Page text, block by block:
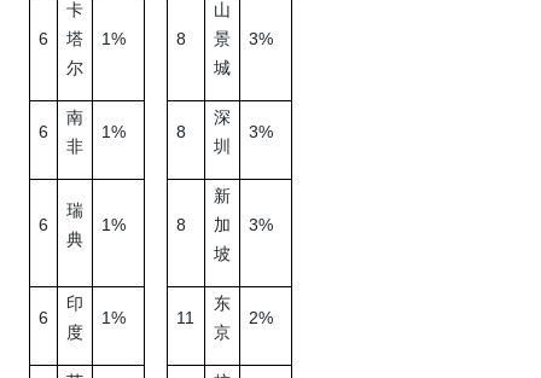
6
卡
塔
尔
1% 8
山
景
城
3%
6
南
非
1% 8
深
圳
3%
6
瑞
典
1% 8
新
加
坡
3%
6
印
度
1% 11
东
京
2%